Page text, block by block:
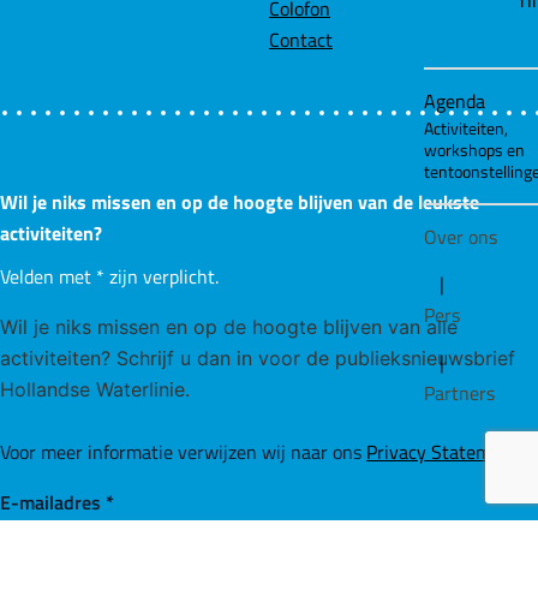
Agenda
Activiteiten,
workshops en
Over ons
|
Pers
|
Partners
Colofon
Contact
Wil je niks missen en op de hoogte blijven van de leukste
activiteiten?
Velden met * zijn verplicht.
Wil je niks missen en op de hoogte blijven van alle
activiteiten? Schrijf u dan in voor de publieksnieuwsbrief
Hollandse Waterlinie.
Voor meer informatie verwijzen wij naar ons Privacy Statement
E-mailadres *